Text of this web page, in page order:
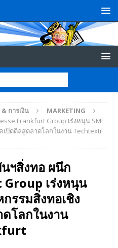
การเงิน
MARKETING
Frankfurt Group เร่งหนุน SME
ปิดดีลสู่ตลาดโลกในงาน Techtextil
ฯสิ่งทอ ผนึก
เร่งหนุน
รรมสิ่งทอเชิง
โลกในงาน